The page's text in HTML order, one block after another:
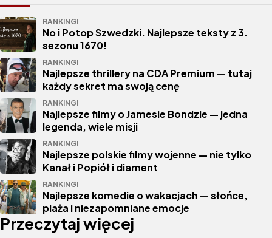
RANKINGI
No i Potop Szwedzki. Najlepsze teksty z 3.
sezonu 1670!
RANKINGI
Najlepsze thrillery na CDA Premium — tutaj
każdy sekret ma swoją cenę
RANKINGI
Najlepsze filmy o Jamesie Bondzie — jedna
legenda, wiele misji
RANKINGI
Najlepsze polskie filmy wojenne — nie tylko
Kanał i Popiół i diament
RANKINGI
Najlepsze komedie o wakacjach — słońce,
plaża i niezapomniane emocje
Przeczytaj więcej